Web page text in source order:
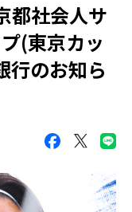
都社会人サ
(東京カッ
行のお知ら